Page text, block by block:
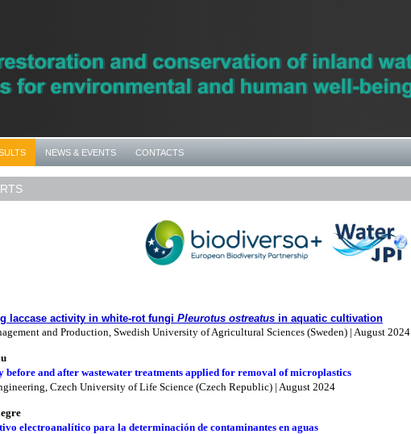
NEWS & EVENTS CONTACTS
laccase activity in white-rot fungi Pleurotus ostreatus in aquatic cultivation
and Production, Swedish University of Agricultural Sciences (Sweden) | August 2024
and after wastewater treatments applied for removal of microplastics
Czech University of Life Science (Czech Republic) | August 2024
electroanalítico para la determinación de contaminantes en aguas